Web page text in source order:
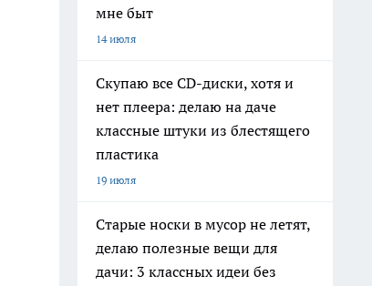
мне быт
14 июля
Скупаю все CD-диски, хотя и
нет плеера: делаю на даче
классные штуки из блестящего
пластика
19 июля
Старые носки в мусор не летят,
делаю полезные вещи для
дачи: 3 классных идеи без